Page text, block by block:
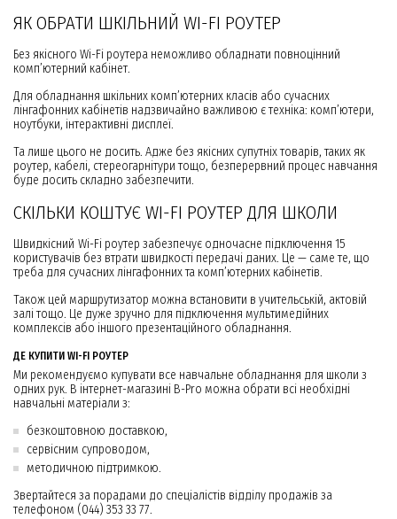
ЯК ОБРАТИ ШКІЛЬНИЙ WI-FI РОУТЕР
Без якісного Wi-Fi роутера неможливо обладнати повноцінний
комп’ютерний кабінет.
Для обладнання шкільних комп’ютерних класів або сучасних
лінгафонних кабінетів надзвичайно важливою є техніка: комп’ютери,
ноутбуки, інтерактивні дисплеї.
Та лише цього не досить. Адже без якісних супутніх товарів, таких як
роутер, кабелі, стереогарнітури тощо, безперервний процес навчання
буде досить складно забезпечити.
СКІЛЬКИ КОШТУЄ WI-FI РОУТЕР ДЛЯ ШКОЛИ
Швидкісний Wi-Fi роутер забезпечує одночасне підключення 15
користувачів без втрати швидкості передачі даних. Це — саме те, що
треба для сучасних лінгафонних та комп’ютерних кабінетів.
Також цей маршрутизатор можна встановити в учительській, актовій
залі тощо. Це дуже зручно для підключення мультимедійних
комплексів або іншого презентаційного обладнання.
ДЕ КУПИТИ WI-FI РОУТЕР
Ми рекомендуємо купувати все навчальне обладнання для школи з
одних рук. В інтернет-магазині B-Pro можна обрати всі необхідні
навчальні матеріали з:
безкоштовною доставкою,
сервісним супроводом,
методичною підтримкою.
Звертайтеся за порадами до спеціалістів відділу продажів за
телефоном (044) 353 33 77.